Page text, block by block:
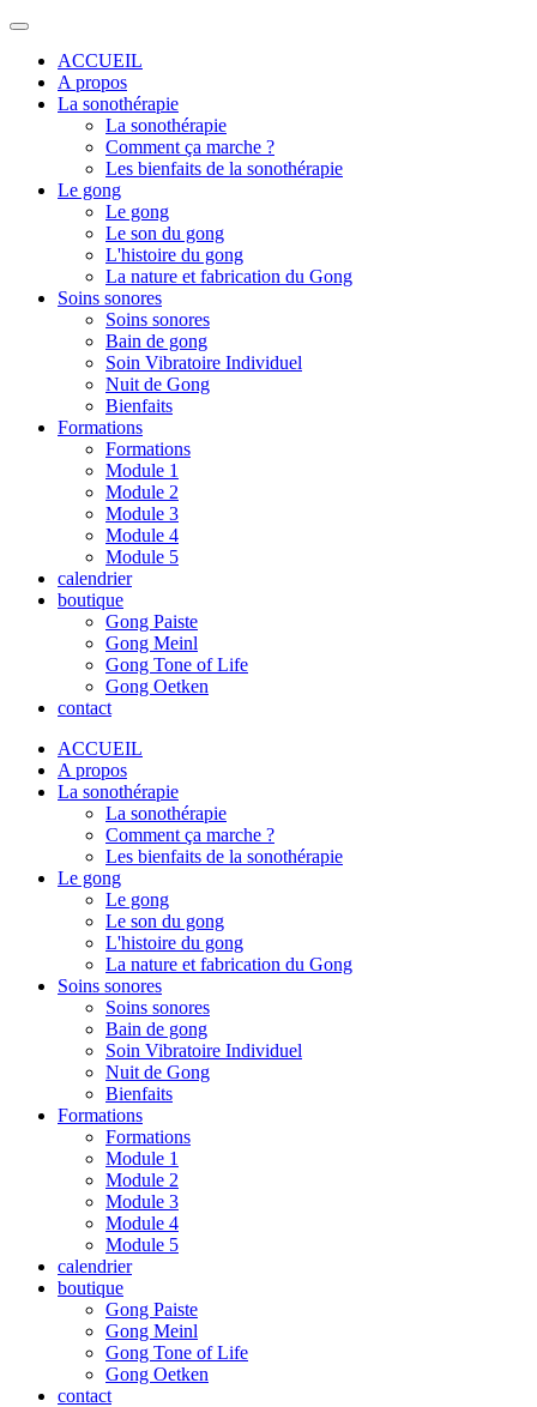
ACCUEIL
A propos
La sonothérapie
La sonothérapie
Comment ça marche ?
Les bienfaits de la sonothérapie
Le gong
Le gong
Le son du gong
L'histoire du gong
La nature et fabrication du Gong
Soins sonores
Soins sonores
Bain de gong
Soin Vibratoire Individuel
Nuit de Gong
Bienfaits
Formations
Formations
Module 1
Module 2
Module 3
Module 4
Module 5
calendrier
boutique
Gong Paiste
Gong Meinl
Gong Tone of Life
Gong Oetken
contact
ACCUEIL
A propos
La sonothérapie
La sonothérapie
Comment ça marche ?
Les bienfaits de la sonothérapie
Le gong
Le gong
Le son du gong
L'histoire du gong
La nature et fabrication du Gong
Soins sonores
Soins sonores
Bain de gong
Soin Vibratoire Individuel
Nuit de Gong
Bienfaits
Formations
Formations
Module 1
Module 2
Module 3
Module 4
Module 5
calendrier
boutique
Gong Paiste
Gong Meinl
Gong Tone of Life
Gong Oetken
contact